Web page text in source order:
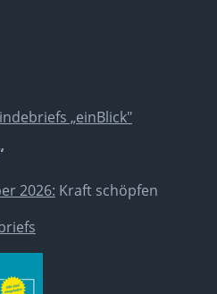
2026: Kraft schöpfen